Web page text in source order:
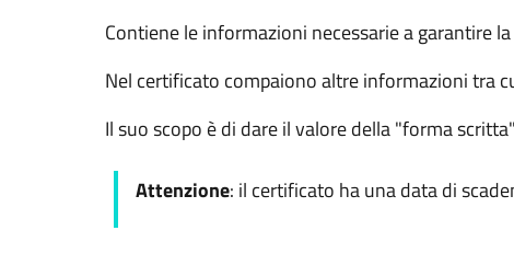
Contiene le informazioni necessarie a garantire
Nel certificato compaiono altre informazioni tra
Il suo scopo è di dare il valore della "forma
Attenzione: il certificato ha una data di